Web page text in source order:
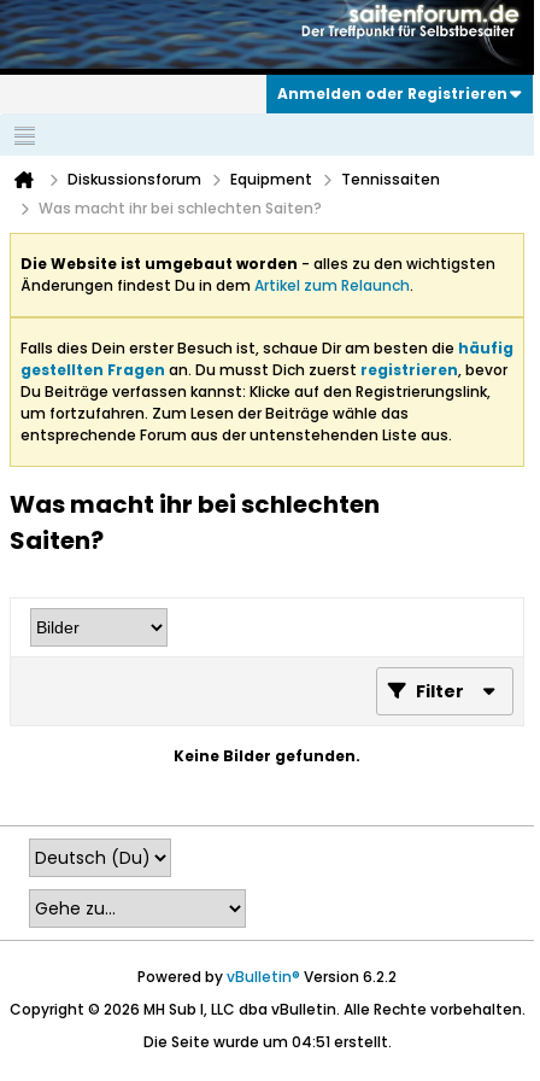
Anmelden oder Registrieren
Diskussionsforum Equipment
Tennissaiten
Was macht ihr bei schlechten Saiten?
Die Website ist umgebaut worden - alles zu den wichtigsten
Änderungen findest Du in demArtikel zum Relaunch.
Falls dies Dein erster Besuch ist, schaue Dir am besten die häufig
gestellten Fragen an. Du musst Dich zuerst registrieren, bevor
Du Beiträge verfassen kannst: Klicke auf den Registrierungslink,
um fortzufahren. Zum Lesen der Beiträge wähle das
entsprechende Forum aus der untenstehenden Liste aus.
Was macht ihr bei schlechten
Saiten?
Filter
Keine Bilder gefunden.
Powered byvBulletin® Version 6.2.2
Copyright © 2026 MH Sub I, LLC dba vBulletin. Alle Rechte vorbehalten.
Die Seite wurde um 04:51 erstellt.